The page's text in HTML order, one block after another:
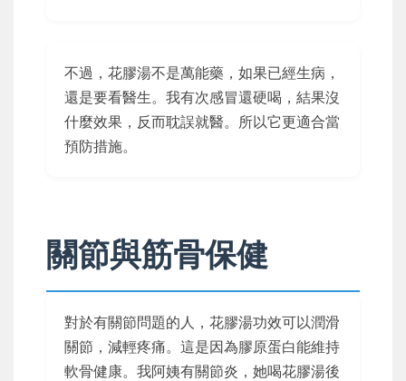
不過，花膠湯不是萬能藥，如果已經生病，
還是要看醫生。我有次感冒還硬喝，結果沒
什麼效果，反而耽誤就醫。所以它更適合當
預防措施。
關節與筋骨保健
對於有關節問題的人，花膠湯功效可以潤滑
關節，減輕疼痛。這是因為膠原蛋白能維持
軟骨健康。我阿姨有關節炎，她喝花膠湯後